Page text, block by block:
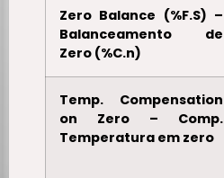
Zero Balance (%F.S) –
Balanceamento de
Zero (%C.n)
Temp. Compensation
on Zero – Comp.
Temperatura em zero